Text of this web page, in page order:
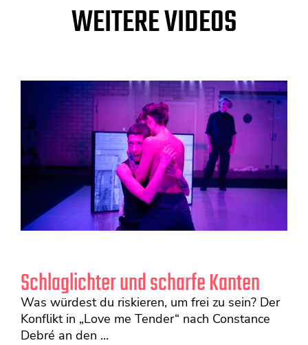
WEITERE VIDEOS
Schlaglichter und scharfe Kanten
Was würdest du riskieren, um frei zu sein? Der
Konflikt in „Love me Tender“ nach Constance
Debré an den ...